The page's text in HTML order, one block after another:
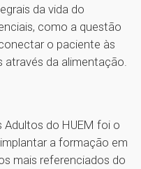
da vida do
como a questão
o paciente às
da alimentação.
Adultos do HUEM foi o
a formação em
mais referenciados do